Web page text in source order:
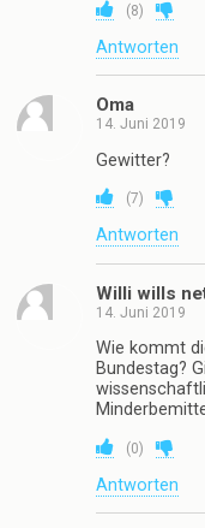
(8)
Antworten
Oma
14. Juni 2019
Gewitter?
(7)
Antworten
Willi wills
14. Juni 2019
Wie kommt
Bundestag?
(0)
Antworten